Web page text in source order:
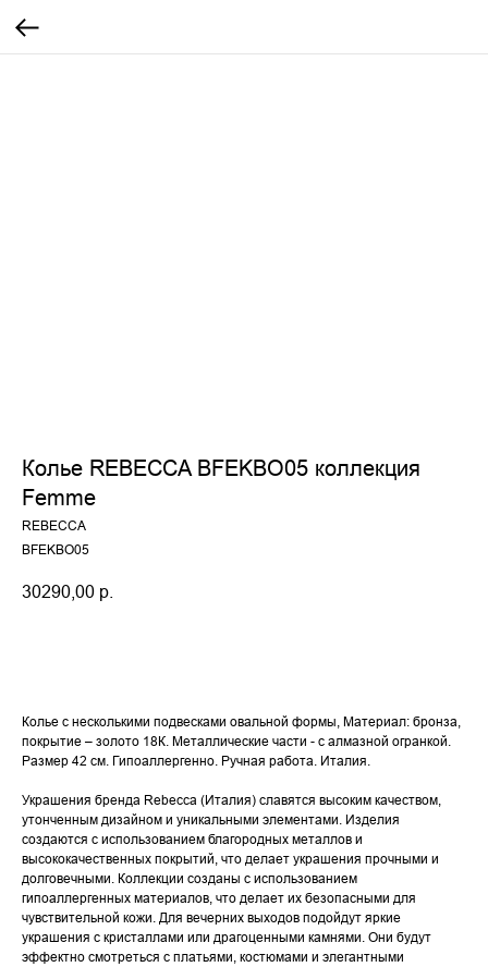
Колье REBECCA BFEKBO05 коллекция
Femme
REBECCA
BFEKBO05
30290,00 р.
Колье с несколькими подвесками овальной формы, Материал: бронза,
покрытие – золото 18К. Металлические части - с алмазной огранкой.
Размер 42 см. Гипоаллергенно. Ручная работа. Италия.
Украшения бренда Rebecca (Италия) славятся высоким качеством,
утонченным дизайном и уникальными элементами. Изделия
создаются с использованием благородных металлов и
высококачественных покрытий, что делает украшения прочными и
долговечными. Коллекции созданы с использованием
гипоаллергенных материалов, что делает их безопасными для
чувствительной кожи. Для вечерних выходов подойдут яркие
украшения с кристаллами или драгоценными камнями. Они будут
эффектно смотреться с платьями, костюмами и элегантными